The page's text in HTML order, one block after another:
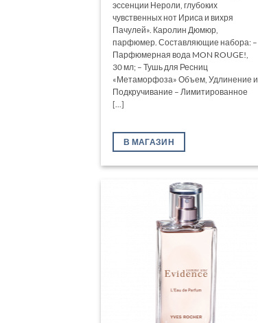
эссенции Нероли, глубоких
чувственных нот Ириса и вихря
Пачулей». Каролин Дюмюр,
парфюмер. Составляющие набора: –
Парфюмерная вода MON ROUGE!,
30 мл; – Тушь для Ресниц
«Метаморфоза» Объем, Удлинение и
Подкручивание – Лимитированное
[...]
В МАГАЗИН